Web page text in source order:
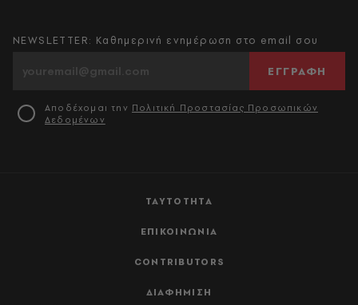
ΤΑΥΤΟΤΗΤΑ
ΕΠΙΚΟΙΝΩΝΙΑ
CONTRIBUTORS
ΔΙΑΦΗΜΙΣΗ
NEWSLETTER: Καθημερινή ενημέρωση στο email σου
ΕΓΓΡΑΦΗ
Αποδέχομαι την Πολιτική Προστασίας Προσωπικών
Δεδομένων